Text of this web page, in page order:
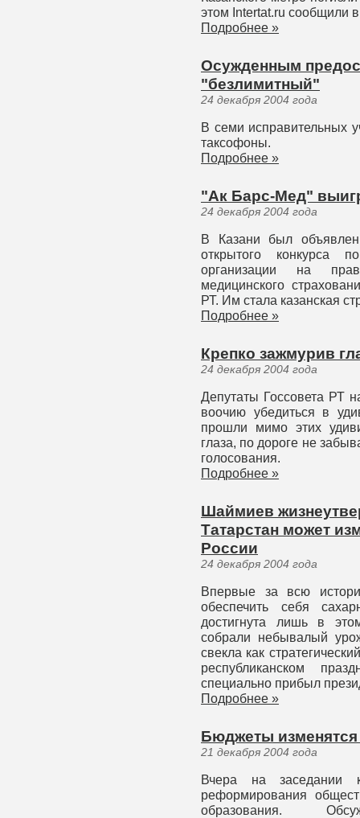
этом Intertat.ru сообщили
Подробнее »
Осужденным
"безлимитный"
24 декабря 2004 года
В семи исправительных
таксофоны.
Подробнее »
"Ак Барс-Мед"
24 декабря 2004 года
В Казани был объявлен
открытого конкурса
организации на
медицинского
РТ. Им стала казанская
Подробнее »
Крепко зажмурив
24 декабря 2004 года
Депутаты Госсовета РТ
воочию убедиться в
прошли мимо этих
глаза, по дороге не
голосования.
Подробнее »
Шаймиев
Татарстан может
России
24 декабря 2004 года
Впервые за всю
обеспечить себя
достигнута лишь в
собрали небывалый
свекла как
республиканском
специально прибыл
Подробнее »
Бюджеты
21 декабря 2004 года
Вчера на заседании
реформирования
образования.